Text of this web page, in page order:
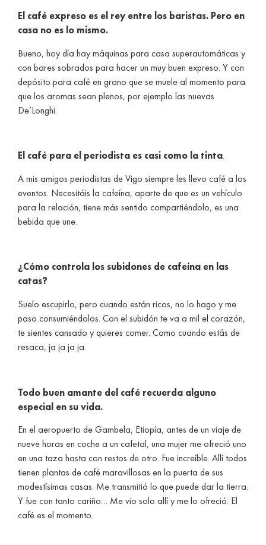
El café expreso es el rey entre los baristas. Pero en
casa no es lo mismo.
Bueno, hoy día hay máquinas para casa superautomáticas y
con bares sobrados para hacer un muy buen expreso. Y con
depósito para café en grano que se muele al momento para
que los aromas sean plenos, por ejemplo las nuevas
De’Longhi.
El café para el periodista es casi como la tinta.
A mis amigos periodistas de Vigo siempre les llevo café a los
eventos. Necesitáis la cafeína, aparte de que es un vehículo
para la relación, tiene más sentido compartiéndolo, es una
bebida que une.
¿Cómo controla los subidones de cafeína en las
catas?
Suelo escupirlo, pero cuando están ricos, no lo hago y me
paso consumiéndolos. Con el subidón te va a mil el corazón,
te sientes cansado y quieres comer. Como cuando estás de
resaca, ja ja ja ja.
Todo buen amante del café recuerda alguno
especial en su vida.
En el aeropuerto de Gambela, Etiopía, antes de un viaje de
nueve horas en coche a un cafetal, una mujer me ofreció uno
en una taza hasta con restos de otro. Fue increíble. Allí todos
tienen plantas de café maravillosas en la puerta de sus
modestísimas casas. Me transmitió lo que puede dar la tierra.
Y fue con tanto cariño… Me vio solo allí y me lo ofreció. El
café es el momento.